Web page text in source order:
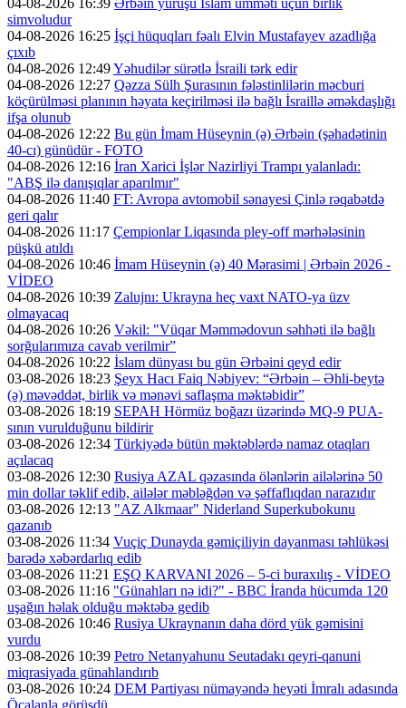
04-08-2026 16:39 Ərbəin yürüşü İslam ümməti üçün birlik
simvoludur
04-08-2026 16:25 İşçi hüquqları fəalı Elvin Mustafayev azadlığa
çıxıb
04-08-2026 12:49Yəhudilər sürətlə İsraili tərk edir
04-08-2026 12:27 Qəzza Sülh Şurasının fələstinlilərin məcburi
köçürülməsi planının həyata keçirilməsi ilə bağlı İsraillə əməkdaşlığı
ifşa olunub
04-08-2026 12:22 Bu gün İmam Hüseynin (ə) Ərbəin (şəhadətinin
40-cı) günüdür - FOTO
04-08-2026 12:16 İran Xarici İşlər Nazirliyi Trampı yalanladı:
"ABŞ ilə danışıqlar aparılmır"
04-08-2026 11:40 FT: Avropa avtomobil sənayesi Çinlə rəqabətdə
geri qalır
04-08-2026 11:17 Çempionlar Liqasında pley-off mərhələsinin
püşkü atıldı
04-08-2026 10:46 İmam Hüseynin (ə) 40 Mərasimi | Ərbəin 2026 -
VİDEO
04-08-2026 10:39 Zalujnı: Ukrayna heç vaxt NATO-ya üzv
olmayacaq
04-08-2026 10:26 Vəkil: "Vüqar Məmmədovun səhhəti ilə bağlı
sorğularımıza cavab verilmir”
04-08-2026 10:22 İslam dünyası bu gün Ərbəini qeyd edir
03-08-2026 18:23 Şeyx Hacı Faiq Nəbiyev: “Ərbəin – Əhli-beytə
(ə) məvəddət, birlik və mənəvi saflaşma məktəbidir”
03-08-2026 18:19 SEPAH Hörmüz boğazı üzərində MQ-9 PUA-
sının vurulduğunu bildirir
03-08-2026 12:34 Türkiyədə bütün məktəblərdə namaz otaqları
açılacaq
03-08-2026 12:30 Rusiya AZAL qəzasında ölənlərin ailələrinə 50
min dollar təklif edib, ailələr məbləğdən və şəffaflıqdan narazıdır
03-08-2026 12:13 "AZ Alkmaar" Niderland Superkubokunu
qazanıb
03-08-2026 11:34 Vuçiç Dunayda gəmiçiliyin dayanması təhlükəsi
barədə xəbərdarlıq edib
03-08-2026 11:21 EŞQ KARVANI 2026 – 5-ci buraxılış - VİDEO
03-08-2026 11:16 "Günahları nə idi?" - BBC İranda hücumda 120
uşağın həlak olduğu məktəbə gedib
03-08-2026 10:46 Rusiya Ukraynanın daha dörd yük gəmisini
vurdu
03-08-2026 10:39 Petro Netanyahunu Seutadakı qeyri-qanuni
miqrasiyada günahlandırıb
03-08-2026 10:24 DEM Partiyası nümayəndə heyəti İmralı adasında